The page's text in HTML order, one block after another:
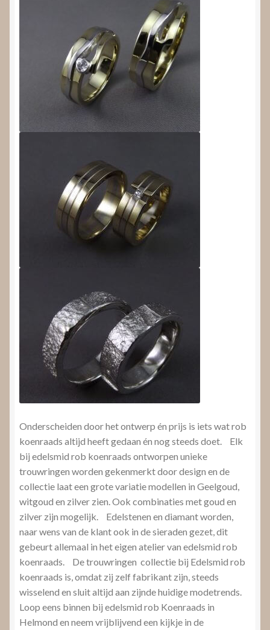
Onderscheiden door het ontwerp én prijs is iets wat rob
koenraads altijd heeft gedaan én nog steeds doet. Elk
bij edelsmid rob koenraads ontworpen unieke
trouwringen worden gekenmerkt door design en de
collectie laat een grote variatie modellen in Geelgoud,
witgoud en zilver zien. Ook combinaties met goud en
zilver zijn mogelijk. Edelstenen en diamant worden,
naar wens van de klant ook in de sieraden gezet, dit
gebeurt allemaal in het eigen atelier van edelsmid rob
koenraads. De trouwringen collectie bij Edelsmid rob
koenraads is, omdat zij zelf fabrikant zijn, steeds
wisselend en sluit altijd aan zijnde huidige modetrends.
Loop eens binnen bij edelsmid rob Koenraads in
Helmond en neem vrijblijvend een kijkje in de